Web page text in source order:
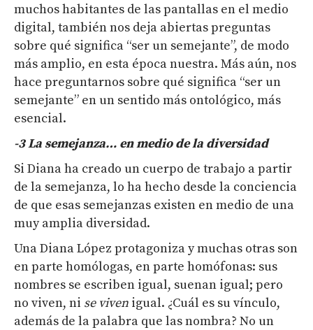
muchos habitantes de las pantallas en el medio
digital, también nos deja abiertas preguntas
sobre qué significa “ser un semejante”, de modo
más amplio, en esta época nuestra. Más aún, nos
hace preguntarnos sobre qué significa “ser un
semejante” en un sentido más ontológico, más
esencial.
-3La semejanza… en medio de la diversidad
Si Diana ha creado un cuerpo de trabajo a partir
de la semejanza, lo ha hecho desde la conciencia
de que esas semejanzas existen en medio de una
muy amplia diversidad.
Una Diana López protagoniza y muchas otras son
en parte homólogas, en parte homófonas: sus
nombres se escriben igual, suenan igual; pero
no viven, ni se viven igual. ¿Cuál es su vínculo,
además de la palabra que las nombra? No un